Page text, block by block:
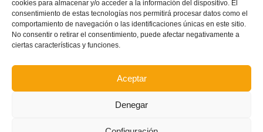
cookies para almacenar y/o acceder a la información del dispositivo. El
consentimiento de estas tecnologías nos permitirá procesar datos como el
comportamiento de navegación o las identificaciones únicas en este sitio.
No consentir o retirar el consentimiento, puede afectar negativamente a
ciertas características y funciones.
Aceptar
Denegar
Ascenso a categoría nacional